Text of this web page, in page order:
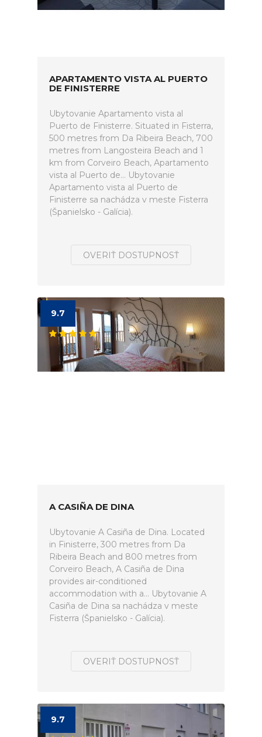
APARTAMENTO VISTA AL PUERTO
DE FINISTERRE
Ubytovanie Apartamento vista al
Puerto de Finisterre. Situated in Fisterra,
500 metres from Da Ribeira Beach, 700
metres from Langosteira Beach and 1
km from Corveiro Beach, Apartamento
vista al Puerto de... Ubytovanie
Apartamento vista al Puerto de
Finisterre sa nachádza v meste Fisterra
(Španielsko - Galícia).
OVERIŤ DOSTUPNOSŤ
9.7
A CASIÑA DE DINA
Ubytovanie A Casiña de Dina. Located
in Finisterre, 300 metres from Da
Ribeira Beach and 800 metres from
Corveiro Beach, A Casiña de Dina
provides air-conditioned
accommodation with a... Ubytovanie A
Casiña de Dina sa nachádza v meste
Fisterra (Španielsko - Galícia).
OVERIŤ DOSTUPNOSŤ
9.7